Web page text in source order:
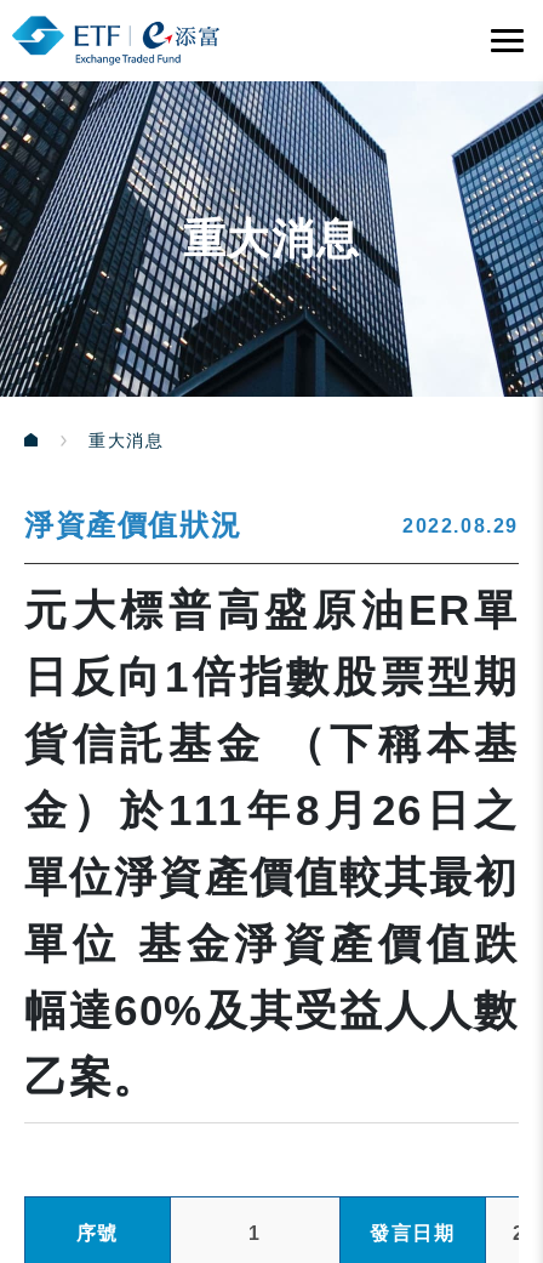
重大消息
重大消息
淨資產價值狀況 2022.08.29
元大標普高盛原油ER單
日反向1倍指數股票型期
貨信託基金 （下稱本基
金）於111年8月26日之
單位淨資產價值較其最初
單位 基金淨資產價值跌
幅達60%及其受益人人數
乙案。
序號 1 發言日期